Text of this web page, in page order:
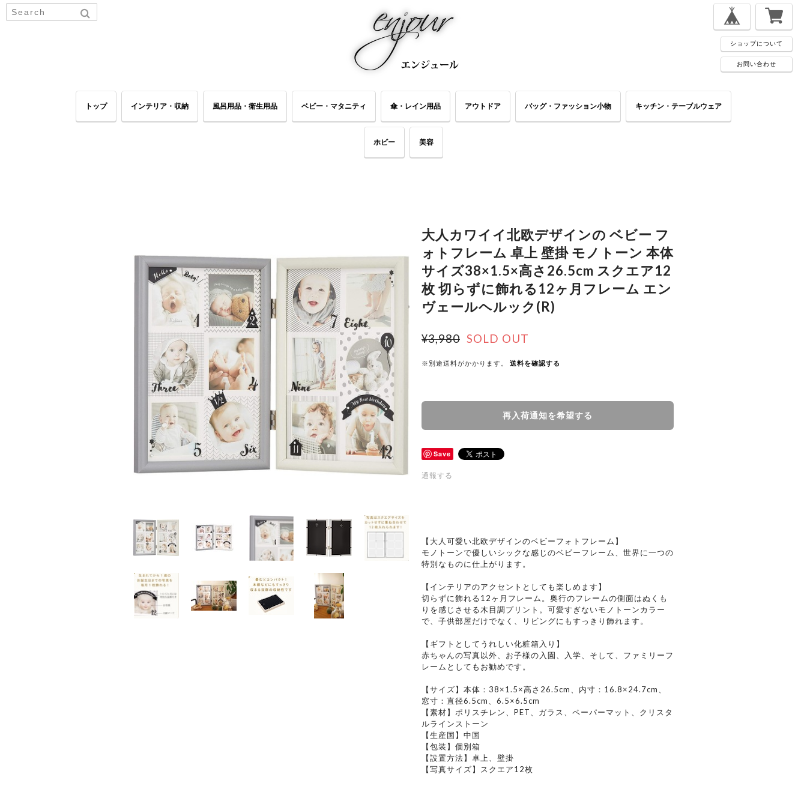
ショップについて
お問い合わせ
トップ インテリア・収納 風呂用品・衛生用品 ベビー・マタニティ 傘・レイン用品 アウトドア バッグ・ファッション小物 キッチン・テーブルウェア
ホビー 美容
大人カワイイ北欧デザインの ベビー フ
ォトフレーム 卓上 壁掛 モノトーン 本体
サイズ38×1.5×高さ26.5cm スクエア12
枚 切らずに飾れる12ヶ月フレーム エン
ヴェールヘルック(R)
¥3,980 SOLD OUT
※別途送料がかかります。 送料を確認する
再入荷通知を希望する
Save
通報する
【大人可愛い北欧デザインのベビーフォトフレーム】
モノトーンで優しいシックな感じのベビーフレーム、世界に一つの
特別なものに仕上がります。
【インテリアのアクセントとしても楽しめます】
切らずに飾れる12ヶ月フレーム。奥行のフレームの側面はぬくも
りを感じさせる木目調プリント。可愛すぎないモノトーンカラー
で、子供部屋だけでなく、リビングにもすっきり飾れます。
【ギフトとしてうれしい化粧箱入り】
赤ちゃんの写真以外、お子様の入園、入学、そして、ファミリーフ
レームとしてもお勧めです。
【サイズ】本体：38×1.5×高さ26.5cm、内寸：16.8×24.7cm、
窓寸：直径6.5cm、6.5×6.5cm
【素材】ポリスチレン、PET、ガラス、ペーパーマット、クリスタ
ルラインストーン
【生産国】中国
【包装】個別箱
【設置方法】卓上、壁掛
【写真サイズ】スクエア12枚